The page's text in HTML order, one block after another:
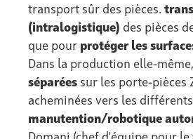
transport sûr des pièces.
(intralogistique) des pièces
que pour protéger les
Dans la production elle-
séparées sur les porte-pièces
acheminées vers les différents
manutention/robotique